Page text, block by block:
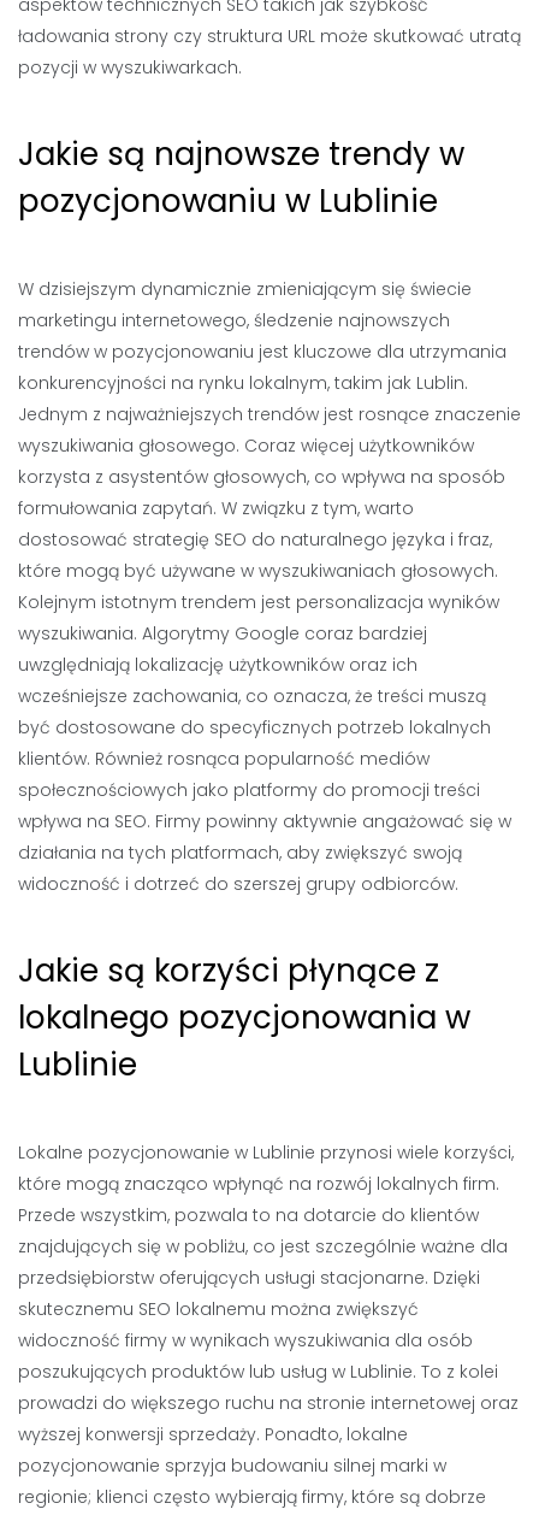
aspektów technicznych SEO takich jak szybkość
ładowania strony czy struktura URL może skutkować utratą
pozycji w wyszukiwarkach.
Jakie są najnowsze trendy w
pozycjonowaniu w Lublinie
W dzisiejszym dynamicznie zmieniającym się świecie
marketingu internetowego, śledzenie najnowszych
trendów w pozycjonowaniu jest kluczowe dla utrzymania
konkurencyjności na rynku lokalnym, takim jak Lublin.
Jednym z najważniejszych trendów jest rosnące znaczenie
wyszukiwania głosowego. Coraz więcej użytkowników
korzysta z asystentów głosowych, co wpływa na sposób
formułowania zapytań. W związku z tym, warto
dostosować strategię SEO do naturalnego języka i fraz,
które mogą być używane w wyszukiwaniach głosowych.
Kolejnym istotnym trendem jest personalizacja wyników
wyszukiwania. Algorytmy Google coraz bardziej
uwzględniają lokalizację użytkowników oraz ich
wcześniejsze zachowania, co oznacza, że treści muszą
być dostosowane do specyficznych potrzeb lokalnych
klientów. Również rosnąca popularność mediów
społecznościowych jako platformy do promocji treści
wpływa na SEO. Firmy powinny aktywnie angażować się w
działania na tych platformach, aby zwiększyć swoją
widoczność i dotrzeć do szerszej grupy odbiorców.
Jakie są korzyści płynące z
lokalnego pozycjonowania w
Lublinie
Lokalne pozycjonowanie w Lublinie przynosi wiele korzyści,
które mogą znacząco wpłynąć na rozwój lokalnych firm.
Przede wszystkim, pozwala to na dotarcie do klientów
znajdujących się w pobliżu, co jest szczególnie ważne dla
przedsiębiorstw oferujących usługi stacjonarne. Dzięki
skutecznemu SEO lokalnemu można zwiększyć
widoczność firmy w wynikach wyszukiwania dla osób
poszukujących produktów lub usług w Lublinie. To z kolei
prowadzi do większego ruchu na stronie internetowej oraz
wyższej konwersji sprzedaży. Ponadto, lokalne
pozycjonowanie sprzyja budowaniu silnej marki w
regionie; klienci często wybierają firmy, które są dobrze